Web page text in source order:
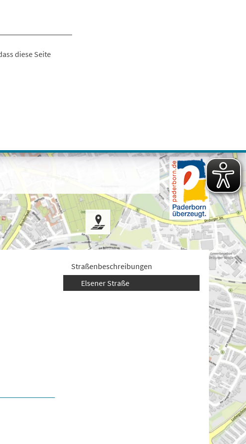
diese Seite
Straßenbeschreibungen
Elsener Straße